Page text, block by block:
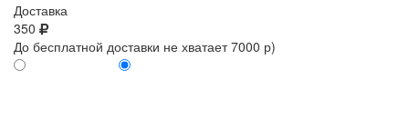
Доставка
350
До бесплатной доставки не хватает 7000 р)